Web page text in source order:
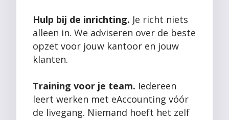
Hulp bij de inrichting. Je richt niets
alleen in. We adviseren over de beste
opzet voor jouw kantoor en jouw
klanten.
Training voor je team. Iedereen
leert werken met eAccounting vóór
de livegang. Niemand hoeft het zelf